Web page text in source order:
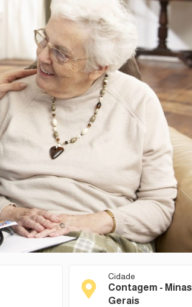
Cidade
Contagem - Minas
Gerais